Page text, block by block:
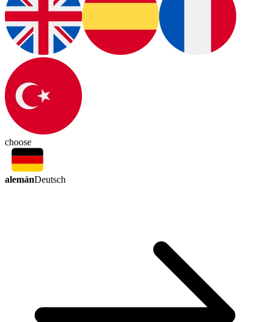
choose
alemánDeutsch